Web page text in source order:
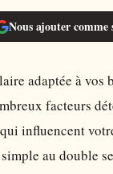
Nous ajouter comme
adaptée à vos
facteurs
influencent
au double